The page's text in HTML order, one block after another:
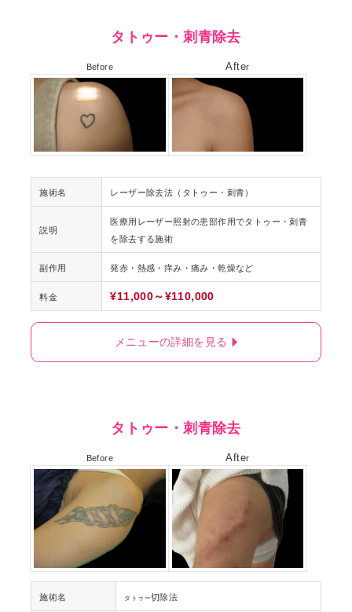
タトゥー・刺青除去
Before After
施術名 レーザー除去法（タトゥー・刺青）
説明
医療用レーザー照射の患部作用でタトゥー・刺青
を除去する施術
副作用 発赤・熱感・痒み・痛み・乾燥など
料金 ¥11,000～¥110,000
メニューの詳細を見る
タトゥー・刺青除去
Before After
施術名 タトゥー切除法